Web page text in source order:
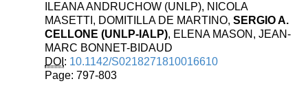
ILEANA ANDRUCHOW (UNLP), NICOLA
MASETTI, DOMITILLA DE MARTINO, SERGIO A.
CELLONE (UNLP-IALP), ELENA MASON, JEAN-
MARC BONNET-BIDAUD
DOI : 10.1142/S0218271810016610
Page: 797-803